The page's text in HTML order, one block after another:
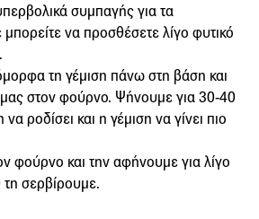
συμπαγής για τα
να προσθέσετε λίγο φυτικό
τη γέμιση πάνω στη βάση και
στον φούρνο. Ψήνουμε για 30-40
ροδίσει και η γέμιση να γίνει πιο
φούρνο και την αφήνουμε για λίγο
σερβίρουμε.